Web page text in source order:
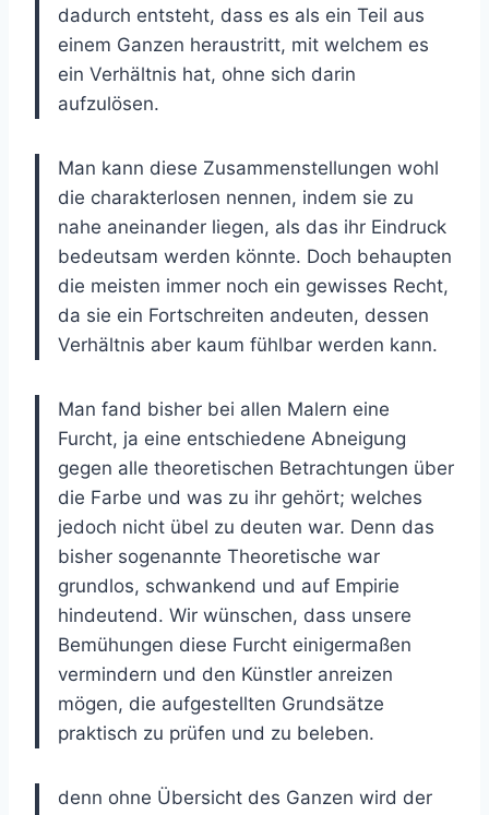
dadurch entsteht, dass es als ein Teil aus
einem Ganzen heraustritt, mit welchem es
ein Verhältnis hat, ohne sich darin
aufzulösen.
Man kann diese Zusammenstellungen wohl
die charakterlosen nennen, indem sie zu
nahe aneinander liegen, als das ihr Eindruck
bedeutsam werden könnte. Doch behaupten
die meisten immer noch ein gewisses Recht,
da sie ein Fortschreiten andeuten, dessen
Verhältnis aber kaum fühlbar werden kann.
Man fand bisher bei allen Malern eine
Furcht, ja eine entschiedene Abneigung
gegen alle theoretischen Betrachtungen über
die Farbe und was zu ihr gehört; welches
jedoch nicht übel zu deuten war. Denn das
bisher sogenannte Theoretische war
grundlos, schwankend und auf Empirie
hindeutend. Wir wünschen, dass unsere
Bemühungen diese Furcht einigermaßen
vermindern und den Künstler anreizen
mögen, die aufgestellten Grundsätze
praktisch zu prüfen und zu beleben.
denn ohne Übersicht des Ganzen wird der